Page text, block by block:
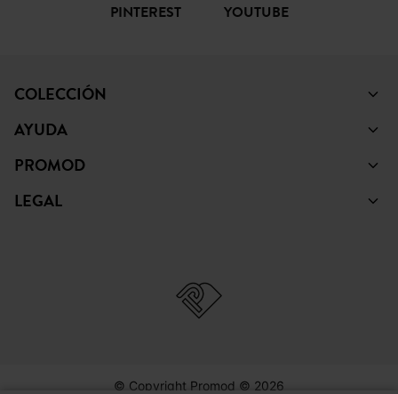
PINTEREST YOUTUBE
COLECCIÓN
AYUDA
PROMOD
LEGAL
© Copyright Promod © 2026